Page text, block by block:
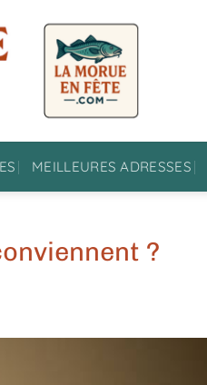
MEILLEURES ADRESSES
?